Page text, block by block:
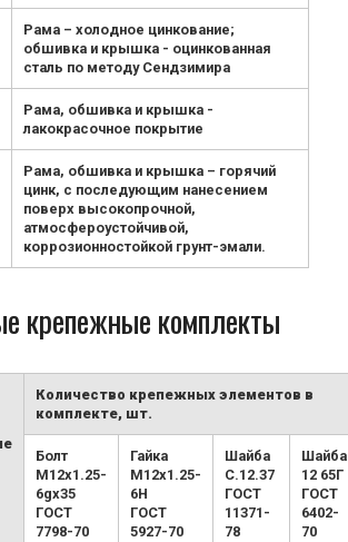
Рама – холодное цинкование;
обшивка и крышка - оцинкованная
сталь по методу Сендзимира
Рама, обшивка и крышка -
лакокрасочное покрытие
Рама, обшивка и крышка – горячий
цинк, с последующим нанесением
поверх высокопрочной,
атмосфероустойчивой,
коррозионностойкой грунт-эмали.
крепежные комплекты
Количество крепежных элементов в
комплекте, шт.
Болт
М12х1.25-
6gx35
ГОСТ
7798-70
Гайка
М12х1.25-
6H
ГОСТ
5927-70
Шайба
С.12.37
ГОСТ
11371-
78
Шайба
12 65Г
ГОСТ
6402-
70